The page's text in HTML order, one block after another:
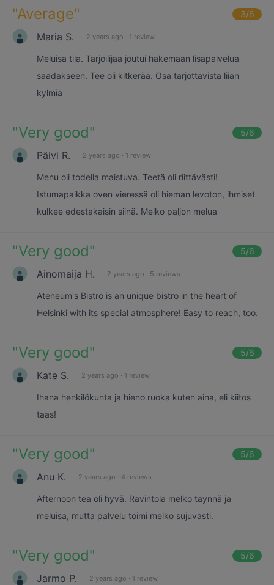
"Average" 3/6
Maria S. 2 years ago · 1 review
Meluisa tila. Tarjoilijaa joutui hakemaan lisäpalvelua
saadakseen. Tee oli kitkerää. Osa tarjottavista liian
kylmiä
"Very good" 5/6
Päivi R. 2 years ago · 1 review
Menu oli todella maistuva. Teetä oli riittävästi!
Istumapaikka oven vieressä oli hieman levoton, ihmiset
kulkee edestakaisin siinä. Melko paljon melua
"Very good" 5/6
Ainomaija H. 2 years ago · 5 reviews
Ateneum's Bistro is an unique bistro in the heart of
Helsinki with its special atmosphere! Easy to reach, too.
"Very good" 5/6
Kate S. 2 years ago · 1 review
Ihana henkilökunta ja hieno ruoka kuten aina, eli kiitos
taas!
"Very good" 5/6
Anu K. 2 years ago · 4 reviews
Afternoon tea oli hyvä. Ravintola melko täynnä ja
meluisa, mutta palvelu toimi melko sujuvasti.
"Very good" 5/6
Jarmo P. 2 years ago · 1 review